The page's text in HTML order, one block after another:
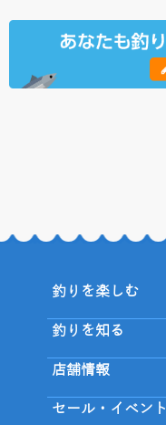
釣りを楽しむ
釣りを知る
店舗情報
セール・イベント